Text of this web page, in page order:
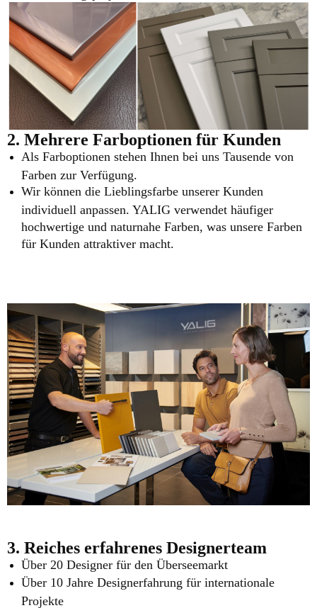
2. Mehrere Farboptionen für Kunden
Als Farboptionen stehen Ihnen bei uns Tausende von
Farben zur Verfügung.
Wir können die Lieblingsfarbe unserer Kunden
individuell anpassen. YALIG verwendet häufiger
hochwertige und naturnahe Farben, was unsere Farben
für Kunden attraktiver macht.
3. Reiches erfahrenes Designerteam
Über 20 Designer für den Überseemarkt
Über 10 Jahre Designerfahrung für internationale
Projekte